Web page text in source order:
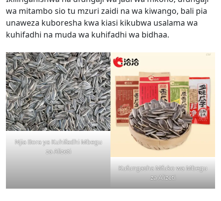
wa mitambo sio tu mzuri zaidi na wa kiwango, bali pia
unaweza kuboresha kwa kiasi kikubwa usalama wa
kuhifadhi na muda wa kuhifadhi wa bidhaa.
Njia Bora ya Kuhifadhi Mbegu
za Alizeti
Kufungasha Mfuko wa Mbegu
za Alizeti